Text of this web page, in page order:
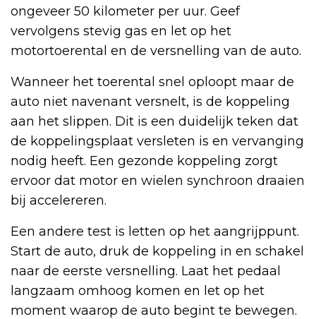
ongeveer 50 kilometer per uur. Geef
vervolgens stevig gas en let op het
motortoerental en de versnelling van de auto.
Wanneer het toerental snel oploopt maar de
auto niet navenant versnelt, is de koppeling
aan het slippen. Dit is een duidelijk teken dat
de koppelingsplaat versleten is en vervanging
nodig heeft. Een gezonde koppeling zorgt
ervoor dat motor en wielen synchroon draaien
bij accelereren.
Een andere test is letten op het aangrijppunt.
Start de auto, druk de koppeling in en schakel
naar de eerste versnelling. Laat het pedaal
langzaam omhoog komen en let op het
moment waarop de auto begint te bewegen.